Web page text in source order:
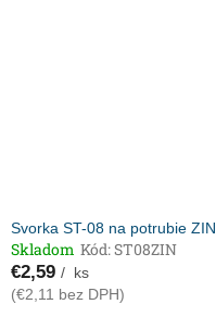
Svorka ST-08 na potrubie ZIN
Skladom Kód:ST08ZIN
€2,59 / ks
(€2,11 bez DPH)